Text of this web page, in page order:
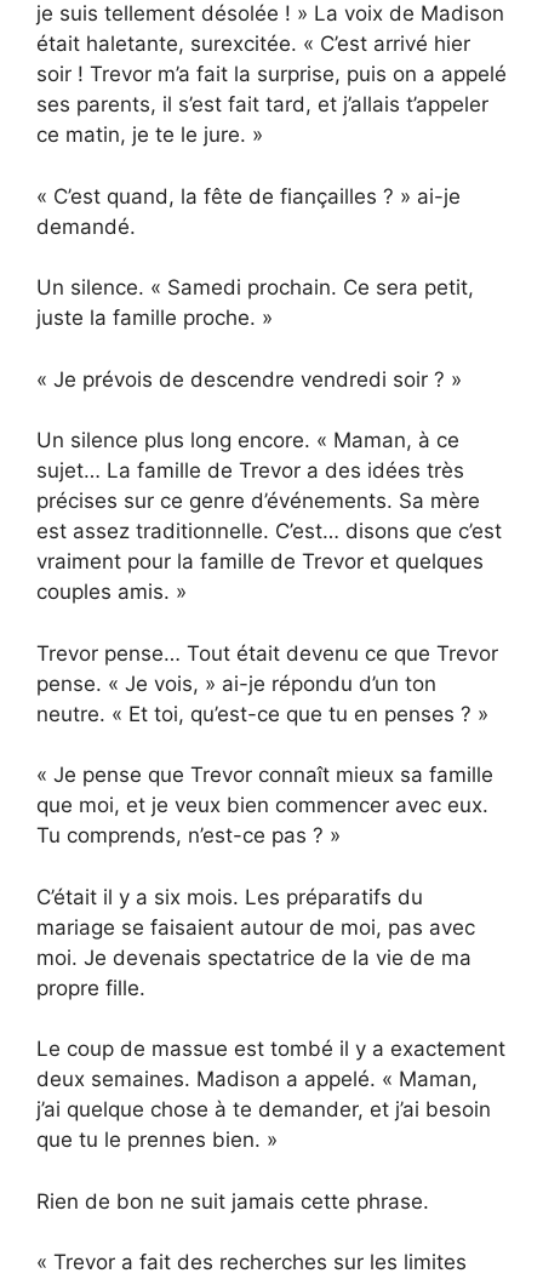
je suis tellement désolée ! » La voix de Madison
était haletante, surexcitée. « C’est arrivé hier
soir ! Trevor m’a fait la surprise, puis on a appelé
ses parents, il s’est fait tard, et j’allais t’appeler
ce matin, je te le jure. »
« C’est quand, la fête de fiançailles ? » ai-je
demandé.
Un silence. « Samedi prochain. Ce sera petit,
juste la famille proche. »
« Je prévois de descendre vendredi soir ? »
Un silence plus long encore. « Maman, à ce
sujet… La famille de Trevor a des idées très
précises sur ce genre d’événements. Sa mère
est assez traditionnelle. C’est… disons que c’est
vraiment pour la famille de Trevor et quelques
couples amis. »
Trevor pense… Tout était devenu ce que Trevor
pense. « Je vois, » ai-je répondu d’un ton
neutre. « Et toi, qu’est-ce que tu en penses ? »
« Je pense que Trevor connaît mieux sa famille
que moi, et je veux bien commencer avec eux.
Tu comprends, n’est-ce pas ? »
C’était il y a six mois. Les préparatifs du
mariage se faisaient autour de moi, pas avec
moi. Je devenais spectatrice de la vie de ma
propre fille.
Le coup de massue est tombé il y a exactement
deux semaines. Madison a appelé. « Maman,
j’ai quelque chose à te demander, et j’ai besoin
que tu le prennes bien. »
Rien de bon ne suit jamais cette phrase.
« Trevor a fait des recherches sur les limites